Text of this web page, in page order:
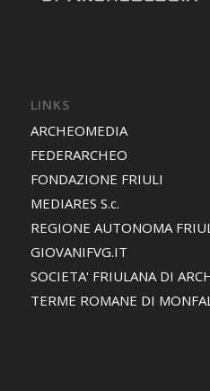
LINKS
ARCHEOMEDIA
FEDERARCHEO
FONDAZIONE FRIULI
MEDIARES S.c.
REGIONE AUTONOMA
GIOVANIFVG.IT
SOCIETA' FRIULANA DI
TERME ROMANE DI